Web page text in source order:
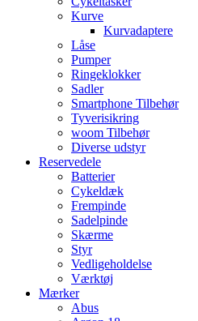
Kurve
Kurvadaptere
Låse
Pumper
Ringeklokker
Sadler
Smartphone Tilbehør
Tyverisikring
woom Tilbehør
Diverse udstyr
Reservedele
Batterier
Cykeldæk
Frempinde
Sadelpinde
Skærme
Styr
Vedligeholdelse
Værktøj
Mærker
Abus